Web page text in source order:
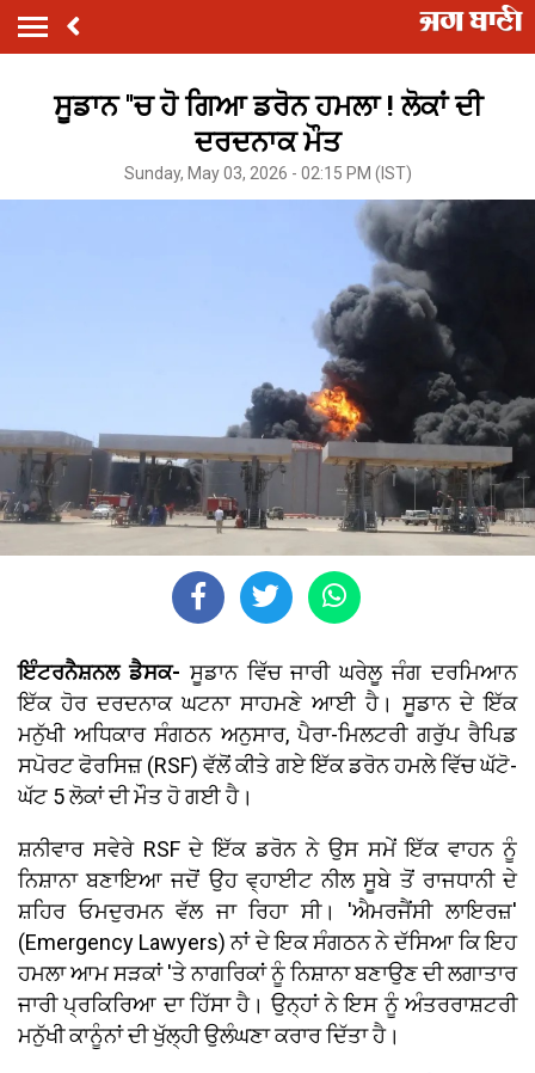
ਸੂਡਾਨ ''ਚ ਹੋ ਗਿਆ ਡਰੋਨ ਹਮਲਾ ! ਲੋਕਾਂ ਦੀ
ਦਰਦਨਾਕ ਮੌਤ
Sunday, May 03, 2026 - 02:15 PM (IST)
ਇੰਟਰਨੈਸ਼ਨਲ ਡੈਸਕ- ਸੂਡਾਨ ਵਿੱਚ ਜਾਰੀ ਘਰੇਲੂ ਜੰਗ ਦਰਮਿਆਨ
ਇੱਕ ਹੋਰ ਦਰਦਨਾਕ ਘਟਨਾ ਸਾਹਮਣੇ ਆਈ ਹੈ। ਸੂਡਾਨ ਦੇ ਇੱਕ
ਮਨੁੱਖੀ ਅਧਿਕਾਰ ਸੰਗਠਨ ਅਨੁਸਾਰ, ਪੈਰਾ-ਮਿਲਟਰੀ ਗਰੁੱਪ ਰੈਪਿਡ
ਸਪੋਰਟ ਫੋਰਸਿਜ਼ (RSF) ਵੱਲੋਂ ਕੀਤੇ ਗਏ ਇੱਕ ਡਰੋਨ ਹਮਲੇ ਵਿੱਚ ਘੱਟੋ-
ਘੱਟ 5 ਲੋਕਾਂ ਦੀ ਮੌਤ ਹੋ ਗਈ ਹੈ।
ਸ਼ਨੀਵਾਰ ਸਵੇਰੇ RSF ਦੇ ਇੱਕ ਡਰੋਨ ਨੇ ਉਸ ਸਮੇਂ ਇੱਕ ਵਾਹਨ ਨੂੰ
ਨਿਸ਼ਾਨਾ ਬਣਾਇਆ ਜਦੋਂ ਉਹ ਵ੍ਹਾਈਟ ਨੀਲ ਸੂਬੇ ਤੋਂ ਰਾਜਧਾਨੀ ਦੇ
ਸ਼ਹਿਰ ਓਮਦੁਰਮਨ ਵੱਲ ਜਾ ਰਿਹਾ ਸੀ। 'ਐਮਰਜੈਂਸੀ ਲਾਇਰਜ਼'
(Emergency Lawyers) ਨਾਂ ਦੇ ਇਕ ਸੰਗਠਨ ਨੇ ਦੱਸਿਆ ਕਿ ਇਹ
ਹਮਲਾ ਆਮ ਸੜਕਾਂ 'ਤੇ ਨਾਗਰਿਕਾਂ ਨੂੰ ਨਿਸ਼ਾਨਾ ਬਣਾਉਣ ਦੀ ਲਗਾਤਾਰ
ਜਾਰੀ ਪ੍ਰਕਿਰਿਆ ਦਾ ਹਿੱਸਾ ਹੈ। ਉਨ੍ਹਾਂ ਨੇ ਇਸ ਨੂੰ ਅੰਤਰਰਾਸ਼ਟਰੀ
ਮਨੁੱਖੀ ਕਾਨੂੰਨਾਂ ਦੀ ਖੁੱਲ੍ਹੀ ਉਲੰਘਣਾ ਕਰਾਰ ਦਿੱਤਾ ਹੈ।